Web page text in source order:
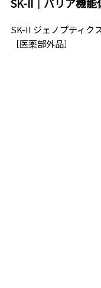
SK-II ジェノプティク
［医薬部外品］